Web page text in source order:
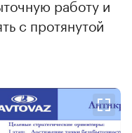
работу и
с протянутой